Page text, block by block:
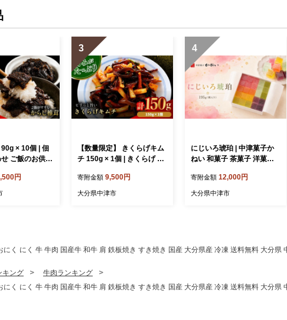
× 10個 | 佃
ご飯のお供
タケ 辛子 か
菜 懐かしい
円
3
【数量限定】 きくらげキム
チ 150g × 1個 | きくらげ キ
飯のお供 惣菜 旨辛 ピリ辛
おかず 簡単おかず 常備菜
寄附金額 9,500円
大分県中津市
4
にじいろ琥珀 | 中津菓子か
ねい 和菓子 茶菓子 洋菓子
やつ 半生菓子 寒天 デザー
ト お洒落 インスタ映え ス
寄附金額 12,000円
大分県中津市
にく にく 牛 牛肉 国産牛 和牛 肩 鉄板焼き すき焼き 国産 大分県産 冷凍 送料無料 大分県
キング
牛肉ランキング
にく にく 牛 牛肉 国産牛 和牛 肩 鉄板焼き すき焼き 国産 大分県産 冷凍 送料無料 大分県